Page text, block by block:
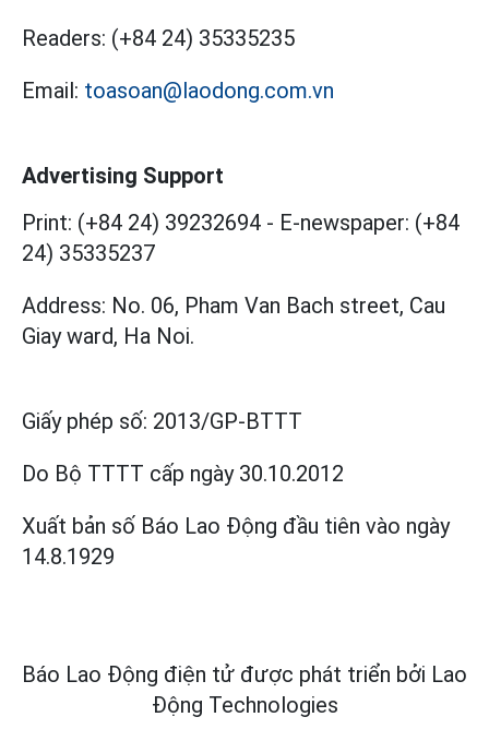
Readers: (+84 24) 35335235
Email: toasoan@laodong.com.vn
Advertising Support
Print: (+84 24) 39232694 - E-newspaper: (+84
24) 35335237
Address: No. 06, Pham Van Bach street, Cau
Giay ward, Ha Noi.
Giấy phép số: 2013/GP-BTTT
Do Bộ TTTT cấp ngày 30.10.2012
Xuất bản số Báo Lao Động đầu tiên vào ngày
14.8.1929
Báo Lao Động điện tử được phát triển bởi Lao
Động Technologies